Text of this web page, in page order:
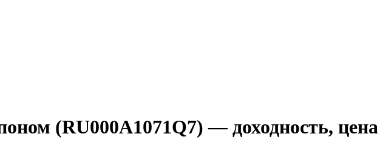
(RU000A1071Q7) — доходность, цена